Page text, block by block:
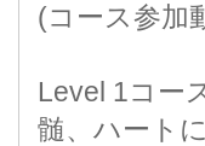
(コース参加
Level 1コー
髄、ハート